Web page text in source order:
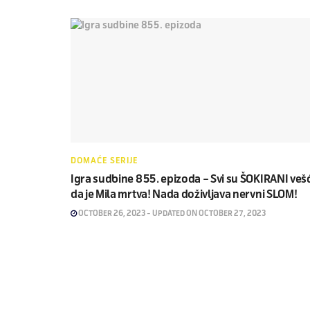
DOMAĆE SERIJE
Igra sudbine 855. epizoda – Svi su ŠOKIRANI
da je Mila mrtva! Nada doživljava nervni SLOM!
OCTOBER 26, 2023 - UPDATED ON OCTOBER 27, 2023